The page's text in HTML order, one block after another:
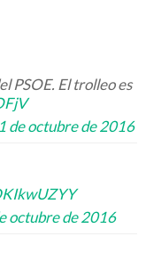
PSOE. El trolleo es
1 de octubre de 2016
octubre de 2016